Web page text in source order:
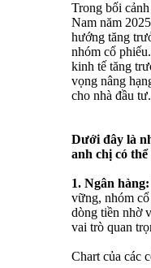
Trong bối
Nam năm
hướng tăng
nhóm cổ
kinh tế tăng
vọng nâng
cho nhà đầu tư.
Dưới đây là
anh chị có thể
1. Ngân hàng:
vững, nhóm
dòng tiền nhờ
vai trò quan
Chart của các